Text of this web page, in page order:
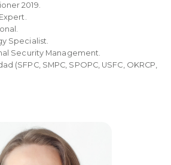
2019.
Specialist.
Security Management.
(SFPC, SMPC, SPOPC, USFC, OKRCP,